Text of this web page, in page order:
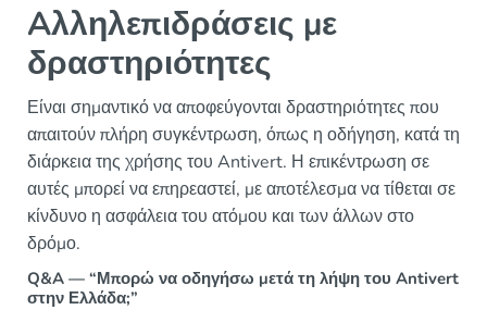
Aλληλεπιδράσεις με
δραστηριότητες
Είναι σημαντικό να αποφεύγονται δραστηριότητες που
απαιτούν πλήρη συγκέντρωση, όπως η οδήγηση, κατά τη
διάρκεια της χρήσης του Antivert. Η επικέντρωση σε
αυτές μπορεί να επηρεαστεί, με αποτέλεσμα να τίθεται σε
κίνδυνο η ασφάλεια του ατόμου και των άλλων στο
δρόμο.
Q&A — “Μπορώ να οδηγήσω μετά τη λήψη του Antivert
στην Ελλάδα;”